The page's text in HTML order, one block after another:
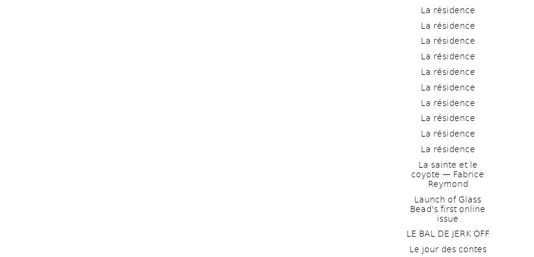
La résidence
La résidence
La résidence
La résidence
La résidence
La résidence
La résidence
La résidence
La résidence
La résidence
La sainte et le
coyote — Fabrice
Reymond
Launch of Glass
Bead's first online
issue
LE BAL DE JERK OFF
Le jour des contes